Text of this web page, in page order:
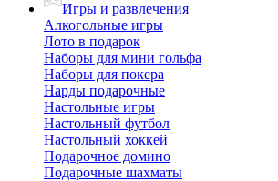
Игры и развлечения
Алкогольные игры
Лото в подарок
Наборы для мини гольфа
Наборы для покера
Нарды подарочные
Настольные игры
Настольный футбол
Настольный хоккей
Подарочное домино
Подарочные шахматы